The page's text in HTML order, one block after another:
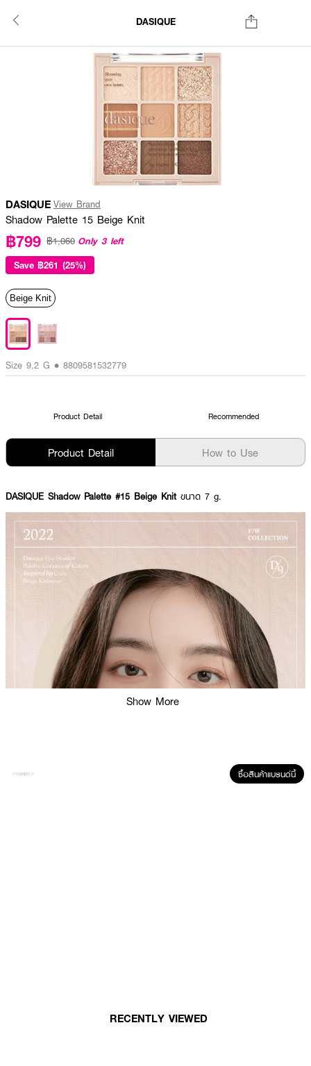
DASIQUE
DASIQUE View Brand
Shadow Palette 15 Beige Knit
฿799 ฿1,060 Only 3 left
Save ฿261 (25%)
Beige Knit
Size 9.2 G • 8809581532779
Product Detail Recommended
Product Detail How to Use
DASIQUE Shadow Palette #15 Beige Knit ขนาด 7 g.
Show More
ซื้อสินค้าแบรนด์นี้
RECENTLY VIEWED